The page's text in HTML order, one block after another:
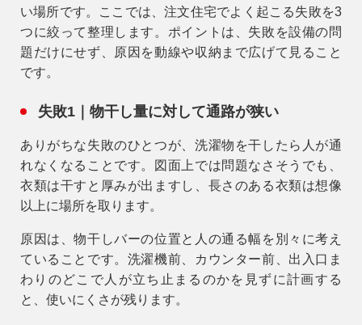
い場所です。ここでは、注文住宅でよく起こる失敗を3
つに絞って整理します。ポイントは、失敗を設備の問
題だけにせず、原因を動線や収納まで広げて見ること
です。
失敗1｜物干し量に対して通路が狭い
ありがちな失敗のひとつが、洗濯物を干したら人が通
れなくなることです。図面上では問題なさそうでも、
衣類は干すと厚みが出ますし、長さのある衣類は想像
以上に場所を取ります。
原因は、物干しバーの位置と人の通る幅を別々に考え
ていること です。洗濯機前、カウンター前、出入口ま
わりのどこで人が立ち止まるのかを見ずに計画する
と、使いにくさが残ります。